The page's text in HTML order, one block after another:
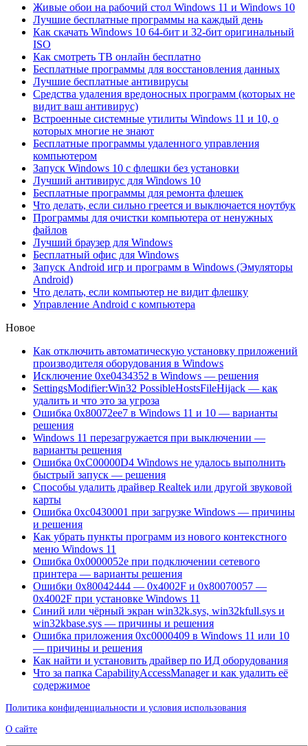
Живые обои на рабочий стол Windows 11 и Windows 10
Лучшие бесплатные программы на каждый день
Как скачать Windows 10 64-бит и 32-бит оригинальный
ISO
Как смотреть ТВ онлайн бесплатно
Бесплатные программы для восстановления данных
Лучшие бесплатные антивирусы
Средства удаления вредоносных программ (которых не
видит ваш антивирус)
Встроенные системные утилиты Windows 11 и 10, о
которых многие не знают
Бесплатные программы удаленного управления
компьютером
Запуск Windows 10 с флешки без установки
Лучший антивирус для Windows 10
Бесплатные программы для ремонта флешек
Что делать, если сильно греется и выключается ноутбук
Программы для очистки компьютера от ненужных
файлов
Лучший браузер для Windows
Бесплатный офис для Windows
Запуск Android игр и программ в Windows (Эмуляторы
Android)
Что делать, если компьютер не видит флешку
Управление Android с компьютера
Новое
Как отключить автоматическую установку приложений
производителя оборудования в Windows
Исключение 0xe0434352 в Windows — решения
SettingsModifier:Win32 PossibleHostsFileHijack — как
удалить и что это за угроза
Ошибка 0x80072ee7 в Windows 11 и 10 — варианты
решения
Windows 11 перезагружается при выключении —
варианты решения
Ошибка 0xC00000D4 Windows не удалось выполнить
быстрый запуск — решения
Способы удалить драйвер Realtek или другой звуковой
карты
Ошибка 0xc0430001 при загрузке Windows — причины
и решения
Как убрать пункты программ из нового контекстного
меню Windows 11
Ошибка 0x0000052e при подключении сетевого
принтера — варианты решения
Ошибки 0x80042444 — 0x4002F и 0x80070057 —
0x4002F при установке Windows 11
Синий или чёрный экран win32k.sys, win32kfull.sys и
win32kbase.sys — причины и решения
Ошибка приложения 0xc0000409 в Windows 11 или 10
— причины и решения
Как найти и установить драйвер по ИД оборудования
Что за папка CapabilityAccessManager и как удалить её
содержимое
Политика конфиденциальности и условия использования
О сайте